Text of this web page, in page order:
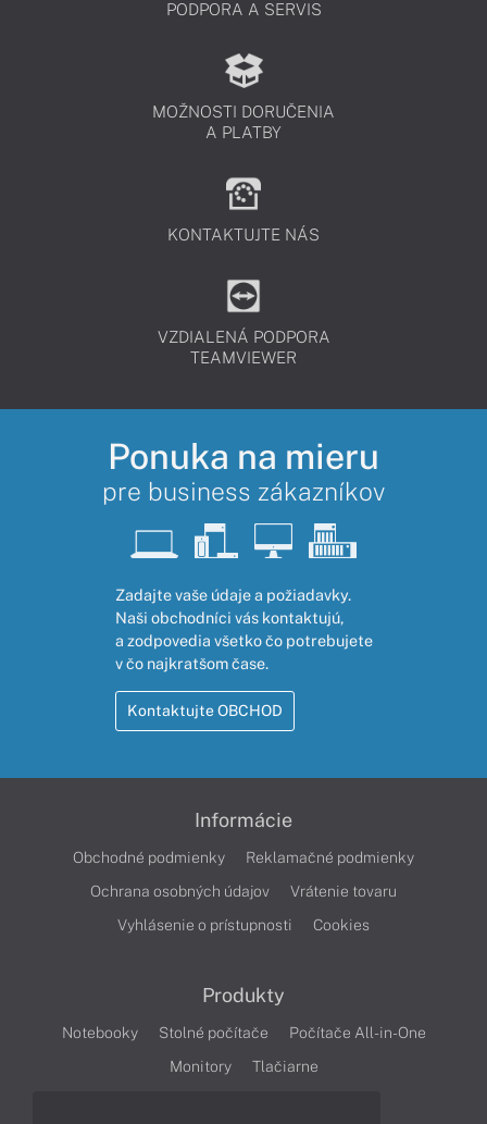
PODPORA A SERVIS
MOŽNOSTI DORUČENIA
A PLATBY
KONTAKTUJTE NÁS
VZDIALENÁ PODPORA
TEAMVIEWER
Ponuka na mieru
pre business zákazníkov
Zadajte vaše údaje a požiadavky.
Naši obchodníci vás kontaktujú,
a zodpovedia všetko čo potrebujete
v čo najkratšom čase.
Kontaktujte OBCHOD
Informácie
Obchodné podmienky
Reklamačné podmienky
Ochrana osobných údajov
Vrátenie tovaru
Vyhlásenie o prístupnosti
Cookies
Produkty
Notebooky Stolné počítače
Počítače All-in-One
Monitory
Tlačiarne